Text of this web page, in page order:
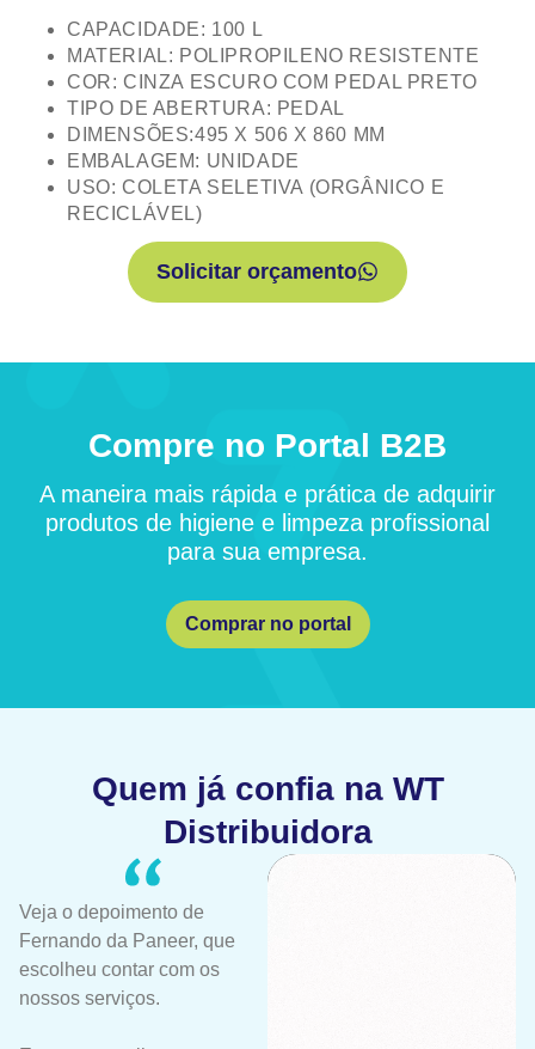
CAPACIDADE: 100 L
MATERIAL: POLIPROPILENO RESISTENTE
COR: CINZA ESCURO COM PEDAL PRETO
TIPO DE ABERTURA: PEDAL
DIMENSÕES:495 X 506 X 860 MM
EMBALAGEM: UNIDADE
USO: COLETA SELETIVA (ORGÂNICO E
RECICLÁVEL)
Solicitar orçamento
Compre no Portal B2B
A maneira mais rápida e prática de adquirir
produtos de higiene e limpeza profissional
para sua empresa.
Comprar no portal
Quem já confia na WT
Distribuidora
Veja o depoimento de
Fernando da Paneer, que
escolheu contar com os
nossos serviços.